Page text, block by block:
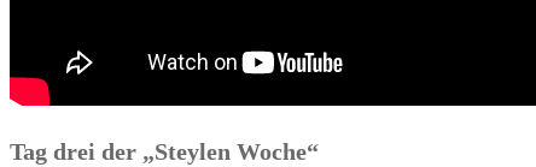
Tag drei der „Steylen Woche“